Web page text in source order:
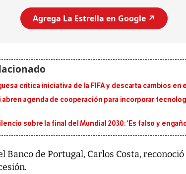
Agrega La Estrella en Google ↗️
critica iniciativa de la FIFA y descarta cambios en
abren agenda de cooperación para incorporar
sobre la final del Mundial 2030: ‘Es falso y
Banco de Portugal, Carlos Costa, reconoció
7,1 se registró
emergencia de